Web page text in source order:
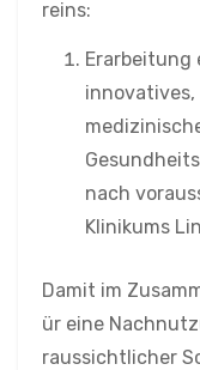
reins:
Erarbeitung
innovatives,
nach
Klinikums
Damit im
ür eine
raussichtlicher